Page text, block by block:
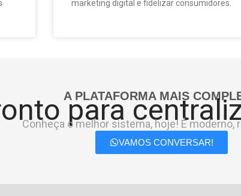
marketing digital e fidelizar consumidores.
A PLATAFORMA MAIS
para
Conheça o melhor sistema, hoje! É moderno,
VAMOS CONVERSAR!